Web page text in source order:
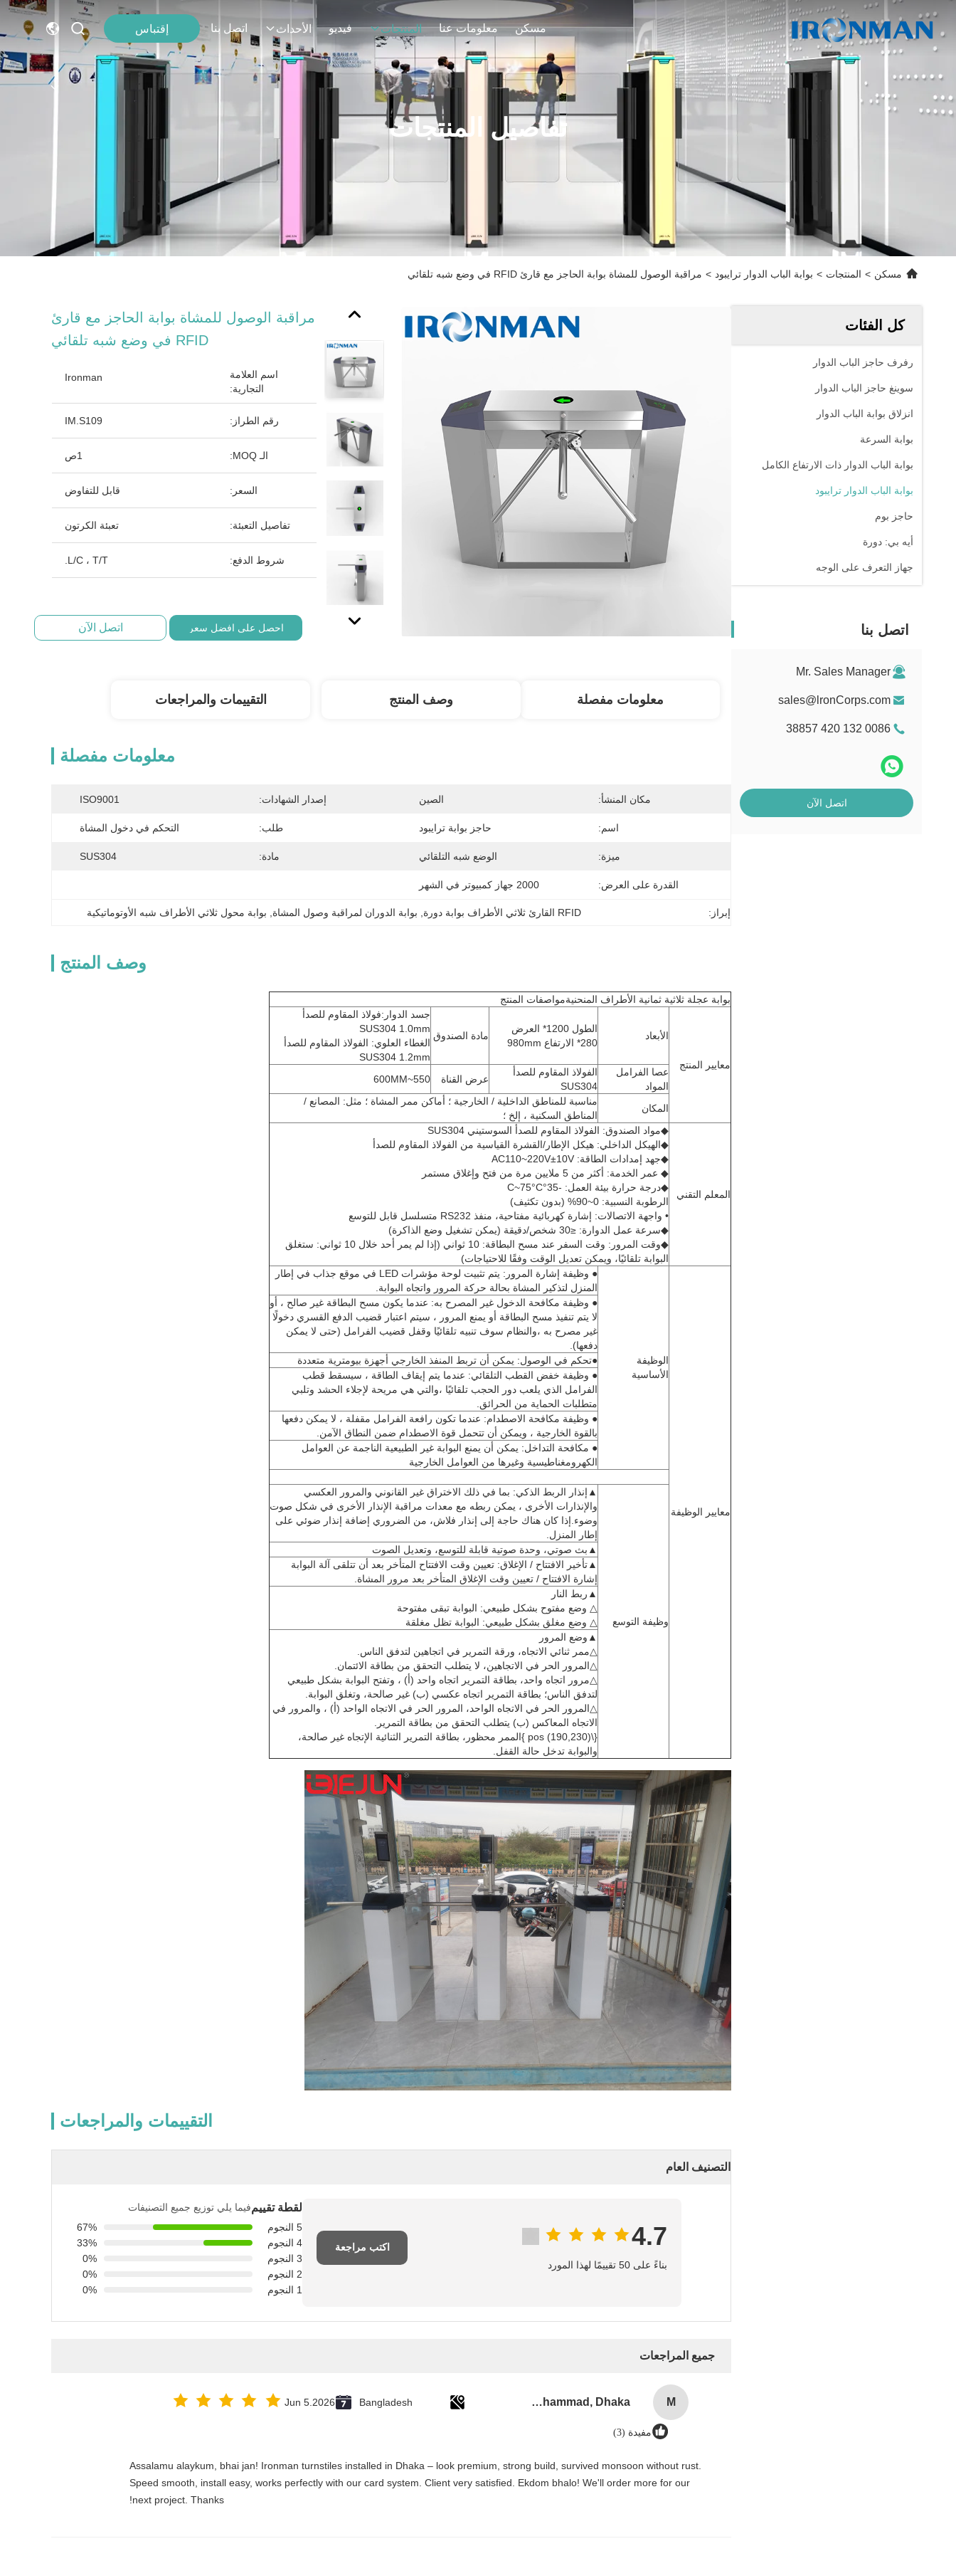
مسكن معلومات عنا المنتجات فيديو الأحداث اتصل بنا إقتباس
تفاصيل المنتجات
مسكن > المنتجات > بوابة الباب الدوار ترايبود > مراقبة الوصول للمشاة بوابة الحاجز مع قارئ RFID في وضع شبه تلقائي
كل الفئات
رفرف حاجز الباب الدوار
سوينغ حاجز الباب الدوار
انزلاق بوابة الباب الدوار
بوابة السرعة
بوابة الباب الدوار ذات الارتفاع الكامل
بوابة الباب الدوار ترايبود
حاجز بوم
أيه بي: دورة
جهاز التعرف على الوجه
اتصل بنا
Mr. Sales Manager
sales@lronCorps.com
0086 132 420 38857
اتصل الآن
مراقبة الوصول للمشاة بوابة الحاجز مع قارئ
RFID في وضع شبه تلقائي
اسم العلامة
التجارية:
Ironman
رقم الطراز: IM.S109
الـ MOQ: 1ص
السعر: قابل للتفاوض
تفاصيل التعبئة: تعبئة الكرتون
شروط الدفع: L/C ، T/T.
احصل على افضل سعر اتصل الآن
معلومات مفصلة وصف المنتج التقييمات والمراجعات
معلومات مفصلة
مكان المنشأ: الصين إصدار الشهادات: ISO9001
اسم: حاجز بوابة ترايبود طلب: التحكم في دخول المشاة
ميزة: الوضع شبه التلقائي مادة: SUS304
القدرة على العرض: 2000 جهاز كمبيوتر في الشهر
إبراز: RFID القارئ ثلاثي الأطراف بوابة دورة بوابة الدوران لمراقبة وصول المشاة بوابة محول ثلاثي الأطراف شبه الأوتوماتيكية
وصف المنتج
بوابة عجلة ثلاثية ثمانية الأطراف المنحنيةمواصفات المنتج
معايير المنتج
الأبعاد
الطول 1200* العرض
280* الارتفاع 980mm
مادة الصندوق
جسد الدوار:فولاذ المقاوم للصدأ
SUS304 1.0mm
الغطاء العلوي: الفولاذ المقاوم للصدأ
SUS304 1.2mm
عصا الفرامل
المواد
الفولاذ المقاوم للصدأ
SUS304
عرض القناة 550~600MM
المكان
مناسبة للمناطق الداخلية / الخارجية ؛ أماكن ممر المشاة ؛ مثل: المصانع /
المناطق السكنية ، إلخ ؛
المعلم التقني
◆مواد الصندوق: الفولاذ المقاوم للصدأ السوستيني SUS304
◆الهيكل الداخلي: هيكل الإطار/القشرة القياسية من الفولاذ المقاوم للصدأ
◆جهد إمدادات الطاقة: AC110~220V±10V
◆ عمر الخدمة: أكثر من 5 ملايين مرة من فتح وإغلاق مستمر
◆درجة حرارة بيئة العمل: -35°C~75°C
الرطوبة النسبية: 0~90% (بدون تكثيف)
• واجهة الاتصالات: إشارة كهربائية مفتاحية، منفذ RS232 متسلسل قابل للتوسع
◆سرعة عمل الدوارة: ≤30 شخص/دقيقة (يمكن تشغيل وضع الذاكرة)
◆وقت المرور: وقت السفر عند مسح البطاقة: 10 ثواني (إذا لم يمر أحد خلال 10 ثواني: ستغلق
البوابة تلقائيًا، ويمكن تعديل الوقت وفقًا للاحتياجات)
معايير الوظيفة
الوظيفة
الأساسية
● وظيفة إشارة المرور: يتم تثبيت لوحة مؤشرات LED في موقع جذاب في إطار
المنزل لتذكير المشاة بحالة حركة المرور واتجاه البوابة.
● وظيفة مكافحة الدخول غير المصرح به: عندما يكون مسح البطاقة غير صالح ، أو
لا يتم تنفيذ مسح البطاقة أو يمنع المرور ، سيتم اعتبار قضيب الدفع القسري دخولًا
غير مصرح به ،والنظام سوف تنبيه تلقائيًا وقفل قضيب الفرامل (حتى لا يمكن
دفعها).
●تحكم في الوصول: يمكن أن تربط المنفذ الخارجي أجهزة بيومترية متعددة
● وظيفة خفض القطب التلقائي: عندما يتم إيقاف الطاقة ، سيسقط قطب
الفرامل الذي يلعب دور الحجب تلقائيًا ،والتي هي مريحة لإجلاء الحشد وتلبي
متطلبات الحماية من الحرائق.
● وظيفة مكافحة الاصطدام: عندما تكون رافعة الفرامل مقفلة ، لا يمكن دفعها
بالقوة الخارجية ، ويمكن أن تتحمل قوة الاصطدام ضمن النطاق الآمن.
● مكافحة التداخل: يمكن أن يمنع البوابة غير الطبيعية الناجمة عن العوامل
الكهرومغناطيسية وغيرها من العوامل الخارجية
وظيفة التوسع
▲إنذار الربط الذكي: بما في ذلك الاختراق غير القانوني والمرور العكسي
والإنذارات الأخرى ، يمكن ربطه مع معدات مراقبة الإنذار الأخرى في شكل صوت
وضوء.إذا كان هناك حاجة إلى إنذار فلاش، من الضروري إضافة إنذار ضوئي على
إطار المنزل.
▲بث صوتي، وحدة صوتية قابلة للتوسع، وتعديل الصوت
▲تأخير الافتتاح / الإغلاق: تعيين وقت الافتتاح المتأخر بعد أن تتلقى آلة البوابة
إشارة الافتتاح / تعيين وقت الإغلاق المتأخر بعد مرور المشاة.
▲ربط النار
△ وضع مفتوح بشكل طبيعي: البوابة تبقى مفتوحة
△ وضع مغلق بشكل طبيعي: البوابة تظل مغلقة
▲وضع المرور
△ممر ثنائي الاتجاه، ورقة التمرير في اتجاهين لتدفق الناس.
△المرور الحر في الاتجاهين، لا يتطلب التحقق من بطاقة الائتمان.
△مرور اتجاه واحد، بطاقة التمرير اتجاه واحد (أ) ، وتفتح البوابة بشكل طبيعي
لتدفق الناس؛ بطاقة التمرير اتجاه عكسي (ب) غير صالحة، وتغلق البوابة.
△المرور الحر في الاتجاه الواحد، المرور الحر في الاتجاه الواحد (أ) ، والمرور في
الاتجاه المعاكس (ب) يتطلب التحقق من بطاقة التمرير.
{\pos (190,230) }الممر محظور، بطاقة التمرير الثنائية الإتجاه غير صالحة،
والبوابة تدخل حالة القفل.
التقييمات والمراجعات
التصنيف العام
4.7
بناءً على 50 تقييمًا لهذا المورد
اكتب مراجعة
لقطة تقييمفيما يلي توزيع جميع التصنيفات
5 النجوم
67%
4 النجوم
33%
3 النجوم
0%
2 النجوم
0%
1 النجوم
0%
جميع المراجعات
M
Mohammad, Dhaka
Bangladesh
Jun 5.2026
مفيدة (3)
Assalamu alaykum, bhai jan! Ironman turnstiles installed in Dhaka – look premium, strong build, survived monsoon without rust.
Speed smooth, install easy, works perfectly with our card system. Client very satisfied. Ekdom bhalo! We'll order more for our
next project. Thanks!